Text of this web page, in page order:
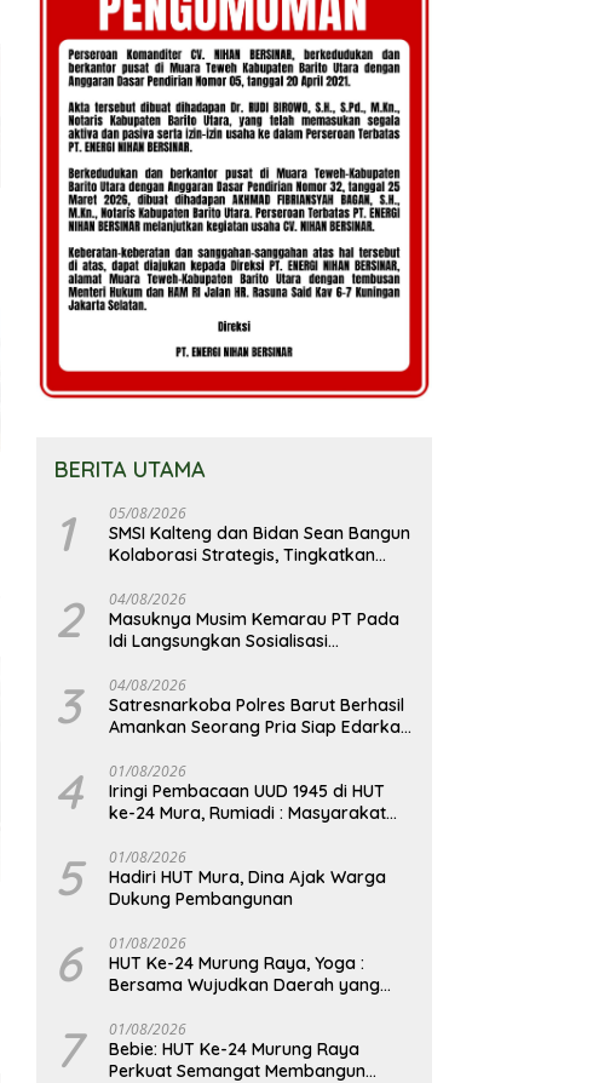
BERITA UTAMA
1 05/08/2026
SMSI Kalteng dan Bidan Sean Bangun
Kolaborasi Strategis, Tingkatkan
2 04/08/2026
Masuknya Musim Kemarau PT Pada
Idi Langsungkan Sosialisasi
3 04/08/2026
Satresnarkoba Polres Barut Berhasil
Amankan Seorang Pria Siap Edarkan
Gram
4 01/08/2026
Iringi Pembacaan UUD 1945 di HUT
ke-24 Mura, Rumiadi : Masyarakat
yang Lebih Besar
5 01/08/2026
Hadiri HUT Mura, Dina Ajak Warga
Dukung Pembangunan
6 01/08/2026
HUT Ke-24 Murung Raya, Yoga :
Bersama Wujudkan Daerah yang
7 01/08/2026
Bebie: HUT Ke-24 Murung Raya
Perkuat Semangat Membangun